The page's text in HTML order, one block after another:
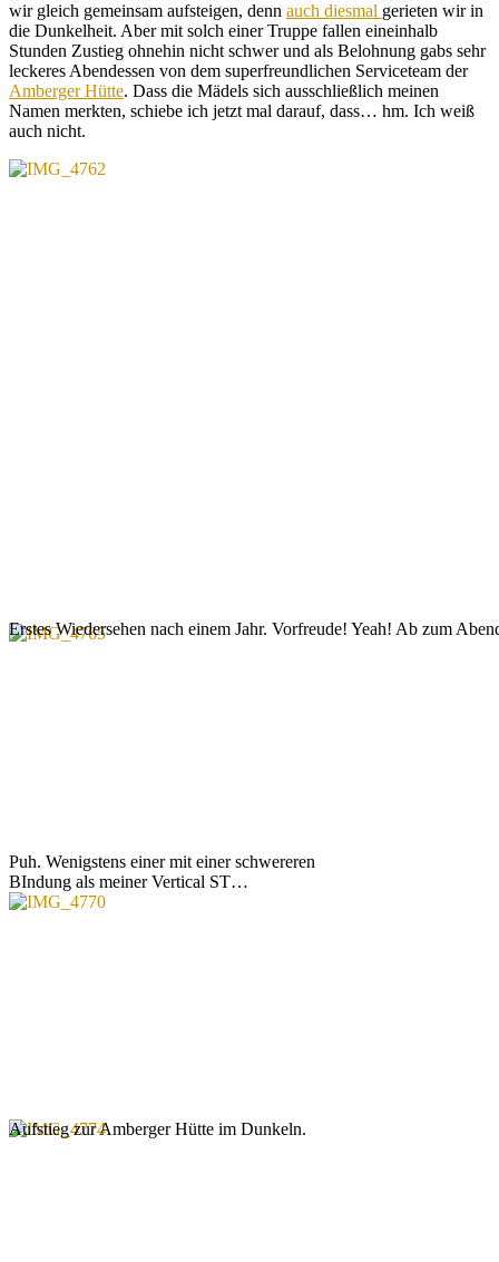
wir gleich gemeinsam aufsteigen, denn auch diesmal gerieten wir in
die Dunkelheit. Aber mit solch einer Truppe fallen eineinhalb
Stunden Zustieg ohnehin nicht schwer und als Belohnung gabs sehr
leckeres Abendessen von dem superfreundlichen Serviceteam der
Amberger Hütte. Dass die Mädels sich ausschließlich meinen
Namen merkten, schiebe ich jetzt mal darauf, dass… hm. Ich weiß
auch nicht.
Erstes Wiedersehen nach einem Jahr. Vorfreude!
Puh. Wenigstens einer mit einer schwereren
BIndung als meiner Vertical ST…
Aufstieg zur Amberger Hütte im Dunkeln.
Yeah! Ab zum